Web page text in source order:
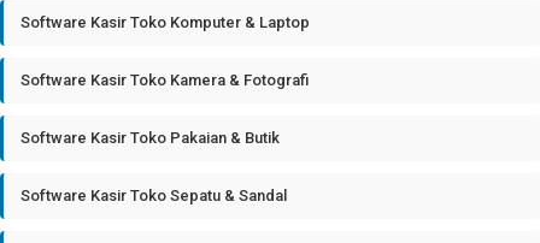
Software Kasir Toko Komputer & Laptop
Software Kasir Toko Kamera & Fotografi
Software Kasir Toko Pakaian & Butik
Software Kasir Toko Sepatu & Sandal